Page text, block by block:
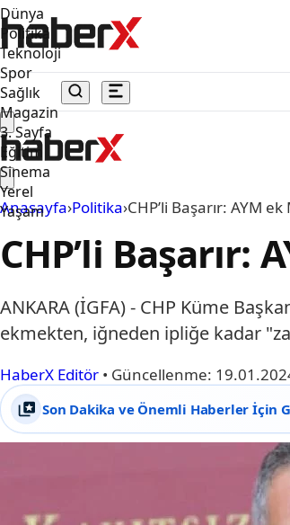
Dünya
Politika
Teknoloji
Spor
Sağlık
Magazin
3. Sayfa
Eğitim
Sinema
Yerel
Yaşam
Anasayfa›Politika›CHP’li Başarır: AYM
CHP’li Başarır:
ANKARA (İGFA) - CHP Küme
ekmekten, iğneden ipliğe kadar
HaberX Editör • Güncellenme:
Son Dakika ve Önemli Haberler İçin